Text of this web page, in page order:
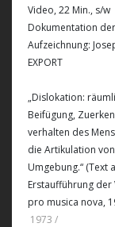
Video, 22 Min., s/w
Dokumentation
Aufzeichnung:
EXPORT
„Dislokation:
Beifügung,
verhalten des
die Artikulation
Umgebung.“ (Text
Erstaufführung
pro musica nova,
1973 /